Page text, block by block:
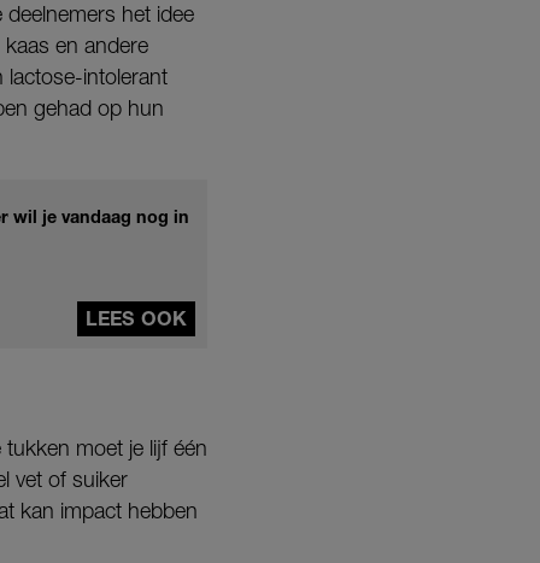
het idee
en andere
lactose-intolerant
gehad op hun
wil je vandaag nog in
LEES OOK
moet je lijf één
vet of suiker
kan impact hebben